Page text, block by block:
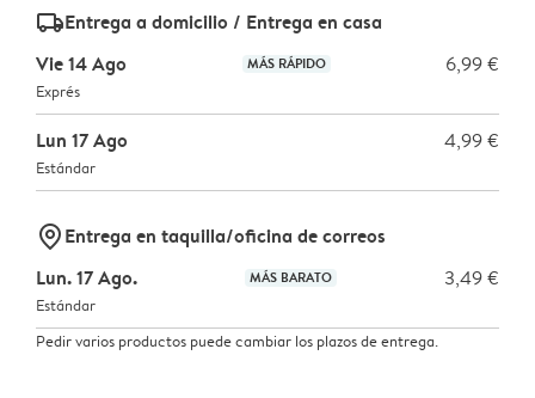
delivery_standard_v2Entrega a domicilio / Entrega en casa
Vie 14 Ago
MÁS RÁPIDO 6,99 €
Exprés
Lun 17 Ago 4,99 €
Estándar
marker-pinEntrega en taquilla/oficina de correos
Lun. 17 Ago.
MÁS BARATO 3,49 €
Estándar
Pedir varios productos puede cambiar los plazos de entrega.